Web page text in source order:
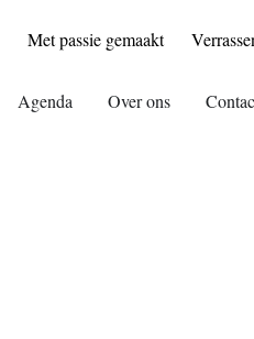
Met passie gemaakt
Agenda Over ons